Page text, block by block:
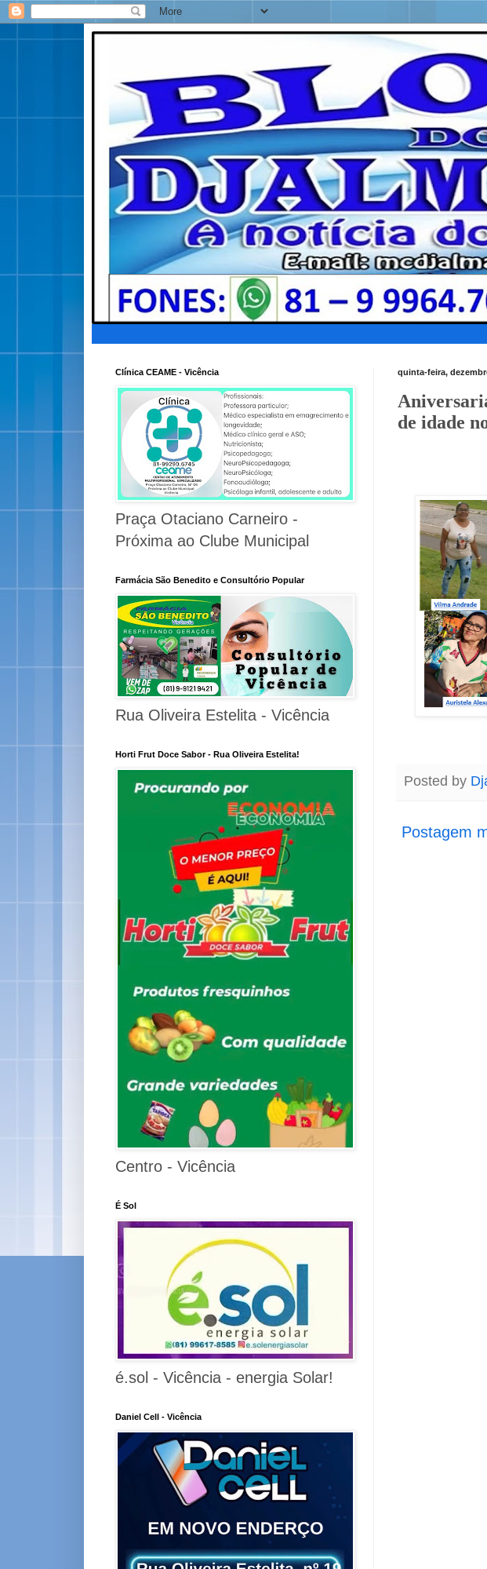
quinta-feira,
de idade
Posted by
Postagem
Clínica CEAME - Vicência
Praça Otaciano Carneiro -
Próxima ao Clube Municipal
Farmácia São Benedito e Consultório Popular
Rua Oliveira Estelita - Vicência
Horti Frut Doce Sabor - Rua Oliveira Estelita!
Centro - Vicência
É Sol
é.sol - Vicência - energia Solar!
Daniel Cell - Vicência